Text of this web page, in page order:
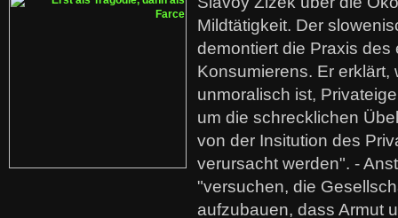
Mildtätigkeit. Der
demontiert die Praxis des
Konsumierens. Er erklärt,
unmoralisch ist,
um die schrecklichen
von der Insitution des
verursacht werden". -
"versuchen, die
aufzubauen, dass Armut